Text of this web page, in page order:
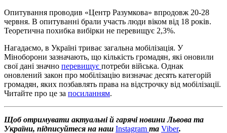
Опитування проводив «Центр Разумкова» впродовж 20-28
червня. В опитуванні брали участь люди віком від 18 років.
Теоретична похибка вибірки не перевищує 2,3%.
Нагадаємо, в Україні триває загальна мобілізація. У
Міноборони зазначають, що кількість громадян, які оновили
свої дані значно перевищує потреби війська. Однак
оновлений закон про мобілізацію визначає десять категорій
громадян, яких позбавлять права на відстрочку від мобілізації.
Читайте про це за посиланням.
Щоб отримувати актуальні й гарячі новини Львова та
України, підписуйтеся на наш Instagram та Viber.